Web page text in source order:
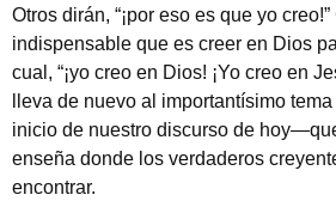
Otros dirán, “¡por eso es que yo
indispensable que es creer en Dios
cual, “¡yo creo en Dios! ¡Yo creo en
lleva de nuevo al importantísimo
inicio de nuestro discurso de
enseña donde los verdaderos
encontrar.